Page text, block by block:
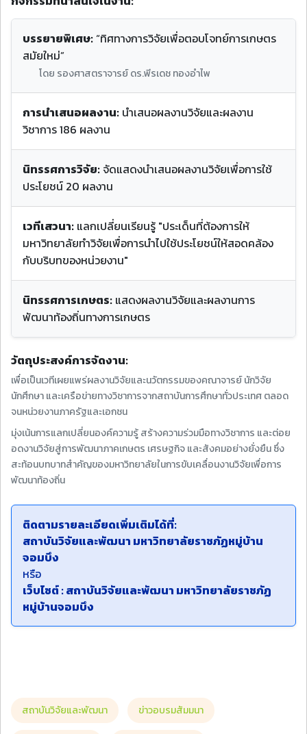
บรรยายพิเศษ:“ทิศทางการวิจัยเพื่อตอบโจทย์การเกษตร
สมัยใหม่”
โดย รองศาสตราจารย์ ดร.พีรเดช ทองอำไพ
การนำเสนอผลงาน: นำเสนอผลงานวิจัยและผลงาน
วิชาการ 186 ผลงาน
นิทรรศการวิจัย:จัดแสดงนำเสนอผลงานวิจัยเพื่อการใช้
ประโยชน์ 20 ผลงาน
เวทีเสวนา: แลกเปลี่ยนเรียนรู้ "ประเด็นที่ต้องการให้
มหาวิทยาลัยทำวิจัยเพื่อการนำไปใช้ประโยชน์ให้สอดคล้อง
กับบริบทของหน่วยงาน"
นิทรรศการเกษตร: แสดงผลงานวิจัยและผลงานการ
พัฒนาท้องถิ่นทางการเกษตร
วัตถุประสงค์การจัดงาน:
เพื่อเป็นเวทีเผยแพร่ผลงานวิจัยและนวัตกรรมของคณาจารย์ นักวิจัย
นักศึกษา และเครือข่ายทางวิชาการจากสถาบันการศึกษาทั่วประเทศ ตลอด
จนหน่วยงานภาครัฐและเอกชน
มุ่งเน้นการแลกเปลี่ยนองค์ความรู้ สร้างความร่วมมือทางวิชาการ และต่อย
อดงานวิจัยสู่การพัฒนาภาคเกษตร เศรษฐกิจ และสังคมอย่างยั่งยืน ซึ่ง
สะท้อนบทบาทสำคัญของมหาวิทยาลัยในการขับเคลื่อนงานวิจัยเพื่อการ
พัฒนาท้องถิ่น
ติดตามรายละเอียดเพิ่มเติมได้ที่:
สถาบันวิจัยและพัฒนา มหาวิทยาลัยราชภัฏหมู่บ้าน
จอมบึง
หรือ
เว็บไซต์ : สถาบันวิจัยและพัฒนา มหาวิทยาลัยราชภัฏ
หมู่บ้านจอมบึง
สถาบันวิจัยและพัฒนา ข่าวอบรมสัมมนา